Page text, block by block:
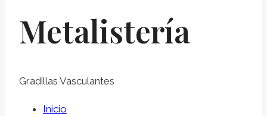
Metalistería
Gradillas Vasculantes
Inicio